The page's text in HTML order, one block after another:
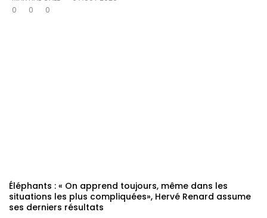
0
0 0
Éléphants : « On apprend toujours, même dans les
situations les plus compliquées», Hervé Renard assume
ses derniers résultats